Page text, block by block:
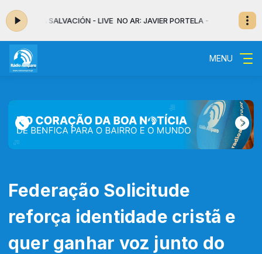
- LA SALVACIÓN - LIVE NO AR: JAVIER PORTELA - LA SALVACIÓN -
MENU
Federação Solicitude
reforça identidade cristã e
quer ganhar voz junto do